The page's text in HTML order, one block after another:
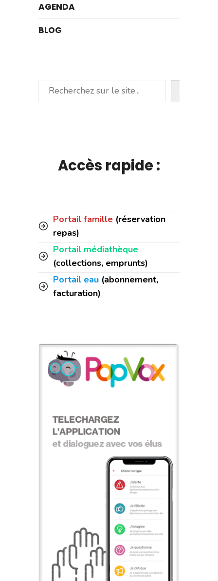
AGENDA
BLOG
Rechercher
Accès rapide :
Portail famille (réservation
repas)
Portail médiathèque
(collections, emprunts)
Portail eau (abonnement,
facturation)